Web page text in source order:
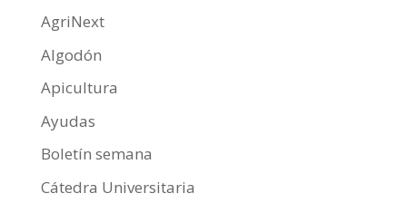
AgriNext
Algodón
Apicultura
Ayudas
Boletín semana
Cátedra Universitaria